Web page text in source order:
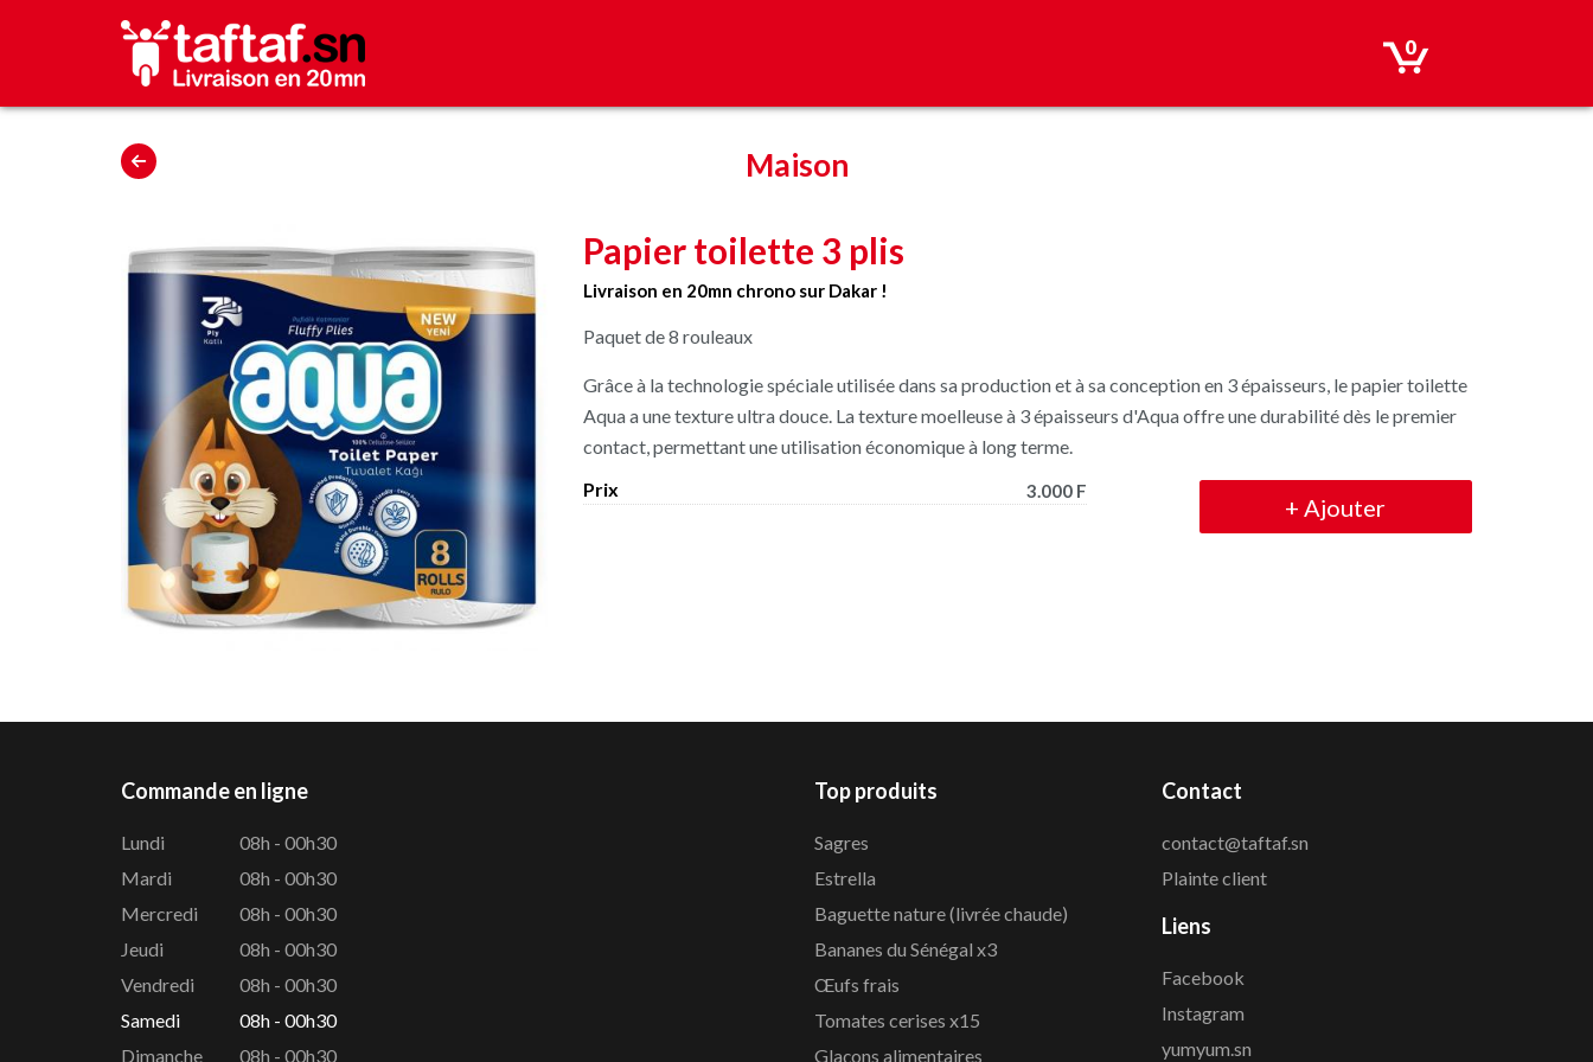
0
Maison
Papier toilette 3 plis
Livraison en 20mn chrono sur Dakar !
Paquet de 8 rouleaux
Grâce à la technologie spéciale utilisée dans sa production et à sa conception en 3 épaisseurs, le papier toilette
Aqua a une texture ultra douce. La texture moelleuse à 3 épaisseurs d'Aqua offre une durabilité dès le premier
contact, permettant une utilisation économique à long terme.
Prix
3.000 F
+ Ajouter
Commande en ligne
Lundi
08h - 00h30
Mardi
08h - 00h30
Mercredi
08h - 00h30
Jeudi
08h - 00h30
Vendredi
08h - 00h30
Samedi
08h - 00h30
Dimanche
08h - 00h30
Top produits
Sagres
Estrella
Baguette nature (livrée chaude)
Bananes du Sénégal x3
Œufs frais
Tomates cerises x15
Glaçons alimentaires
Contact
contact@taftaf.sn
Plainte client
Liens
Facebook
Instagram
yumyum.sn